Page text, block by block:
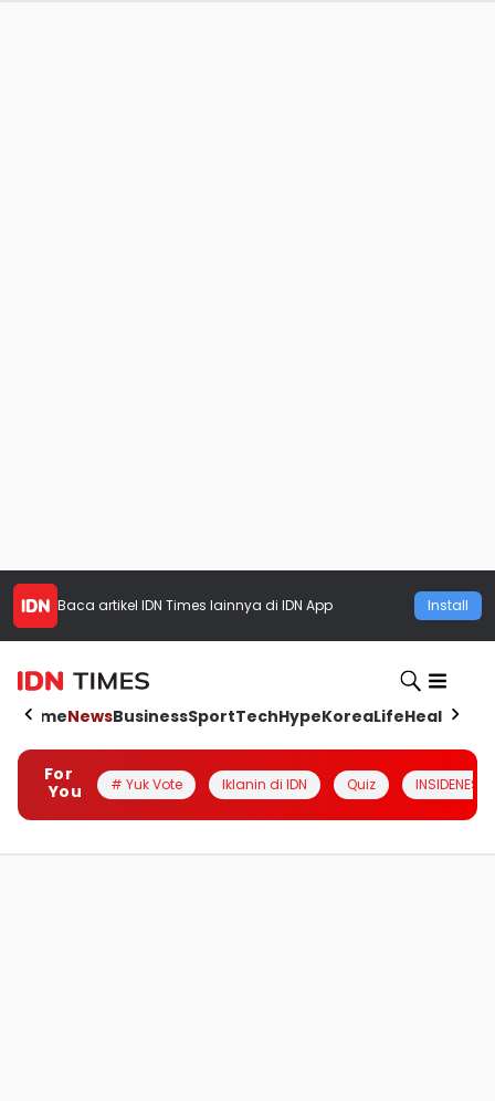
Baca artikel IDN Times lainnya di IDN App Install
HomeNewsBusinessSportTechHypeKoreaLifeHealth
For
You
# Yuk Vote Iklanin di IDN Quiz INSIDENESIA